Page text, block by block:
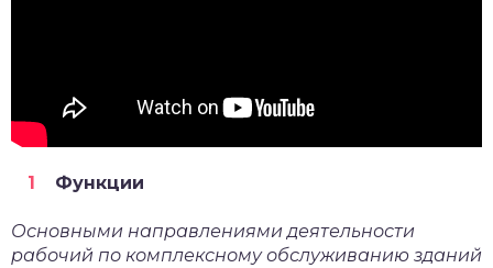
Функции
Основными направлениями деятельности
рабочий по комплексному обслуживанию зданий